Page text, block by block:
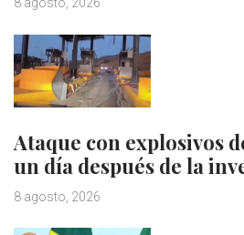
8 agosto, 2026
Ataque con explosivos
un día después de la
8 agosto, 2026